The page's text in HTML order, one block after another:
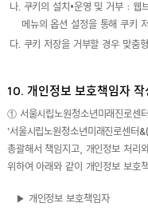
나. 쿠키의 설치•운영 및 거부 : 웹
메뉴의 옵션 설정을 통해 쿠키
다. 쿠키 저장을 거부할 경우 맞춤
10. 개인정보 보호책임자 작
① 서울시립노원청소년미래진로
‘서울시립노원청소년미래진로센터
총괄해서 책임지고, 개인정보 처리
위하여 아래와 같이 개인정보 보호
▶ 개인정보 보호책임자